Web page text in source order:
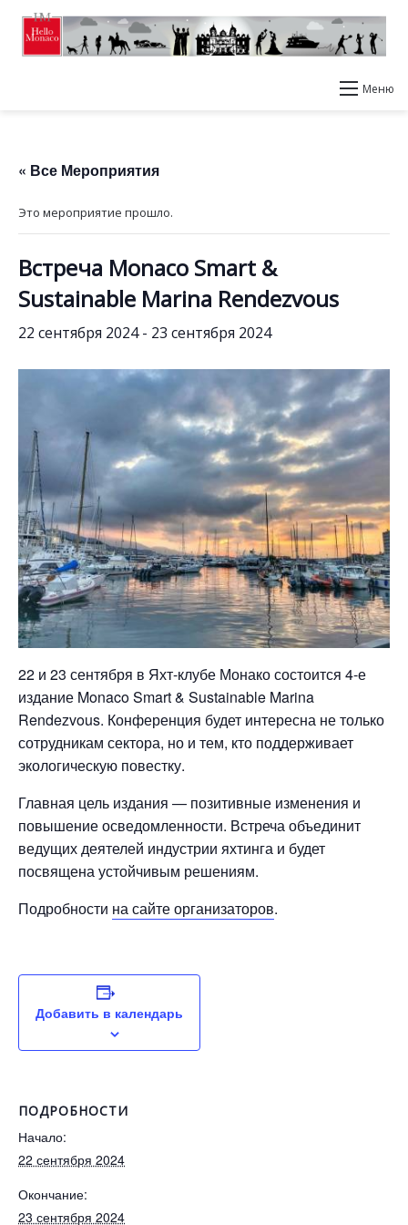
Меню
« Все Мероприятия
Это мероприятие прошло.
Встреча Monaco Smart &
Sustainable Marina Rendezvous
22 сентября 2024- 23 сентября 2024
22 и 23 сентября в Яхт-клубе Монако состоится 4-е
издание Monaco Smart & Sustainable Marina
Rendezvous. Конференция будет интересна не только
сотрудникам сектора, но и тем, кто поддерживает
экологическую повестку.
Главная цель издания — позитивные изменения и
повышение осведомленности. Встреча объединит
ведущих деятелей индустрии яхтинга и будет
посвящена устойчивым решениям.
Подробности на сайте организаторов.
Добавить в календарь
ПОДРОБНОСТИ
Начало:
22 сентября 2024
Окончание:
23 сентября 2024